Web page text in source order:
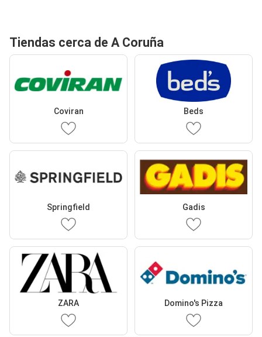
Tiendas cerca de A Coruña
Coviran Beds
Springfield Gadis
ZARA Domino's Pizza